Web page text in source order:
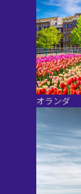
オランダ